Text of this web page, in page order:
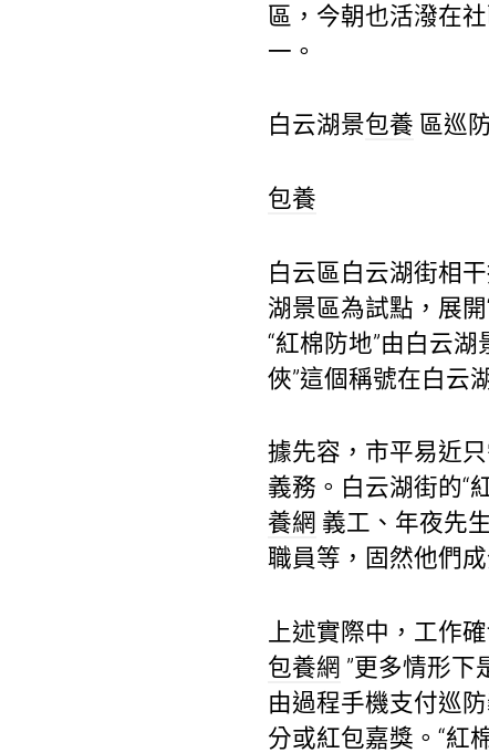
區，今朝也活潑在社
一。
白云湖景包養 區巡
包養
白云區白云湖街相
湖景區為試點，展開
“紅棉防地”由白云
俠”這個稱號在白云
據先容，市平易近
義務。白云湖街的“
養網 義工、年夜先
職員等，固然他們
上述實際中，工作
包養網 ”更多情形下
由過程手機支付巡
分或紅包嘉獎。“紅